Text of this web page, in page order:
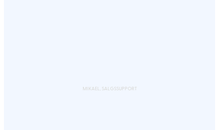
MIKAEL, SALGSSUPPORT